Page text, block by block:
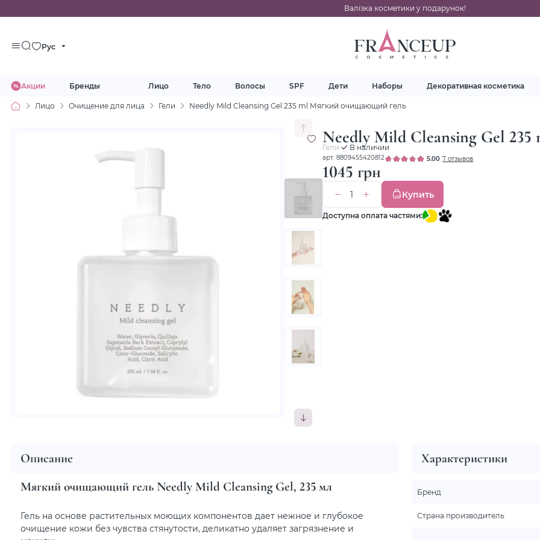
Валізка косметики у подарунок!
Рус
Акции Бренды Лицо Тело Волосы SPF Дети Наборы Декоративная косметика
Лицо Очищение для лица Гели Needly Mild Cleansing Gel 235 ml Мягкий очищающий гель
Needly Mild Cleansing Gel
Гели В наличии
арт. 8809455420812 5.00 7 отзывов
1045 грн
Купить
Доступна оплата частями:
Описание
Мягкий очищающий гель Needly Mild Cleansing Gel, 235 мл
Гель на основе растительных моющих компонентов дает нежное и глубокое
очищение кожи без чувства стянутости, деликатно удаляет загрязнение и
Характеристики
Бренд
Страна производитель